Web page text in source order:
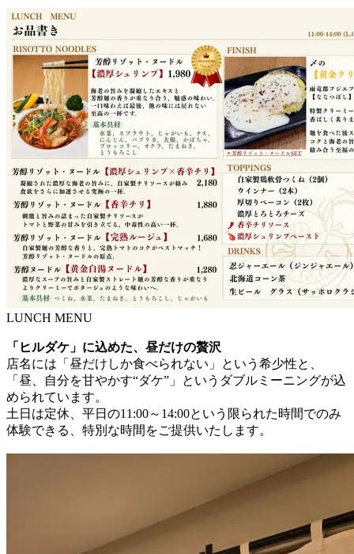
LUNCH MENU
「ヒルダケ」に込めた、昼だけの贅沢
店名には「昼だけしか食べられない」という希少性と、
「昼、自分を甘やかす“ダケ”」というダブルミーニングが込
められています。
土日は定休、平日の11:00～14:00という限られた時間でのみ
体験できる、特別な時間をご提供いたします。